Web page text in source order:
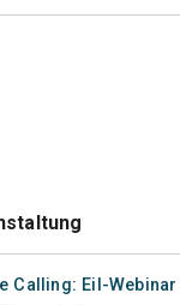
Calling: Eil-